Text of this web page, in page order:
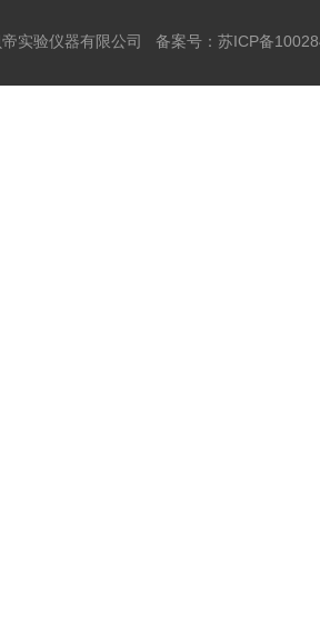
实验仪器有限公司 备案号： 苏ICP备